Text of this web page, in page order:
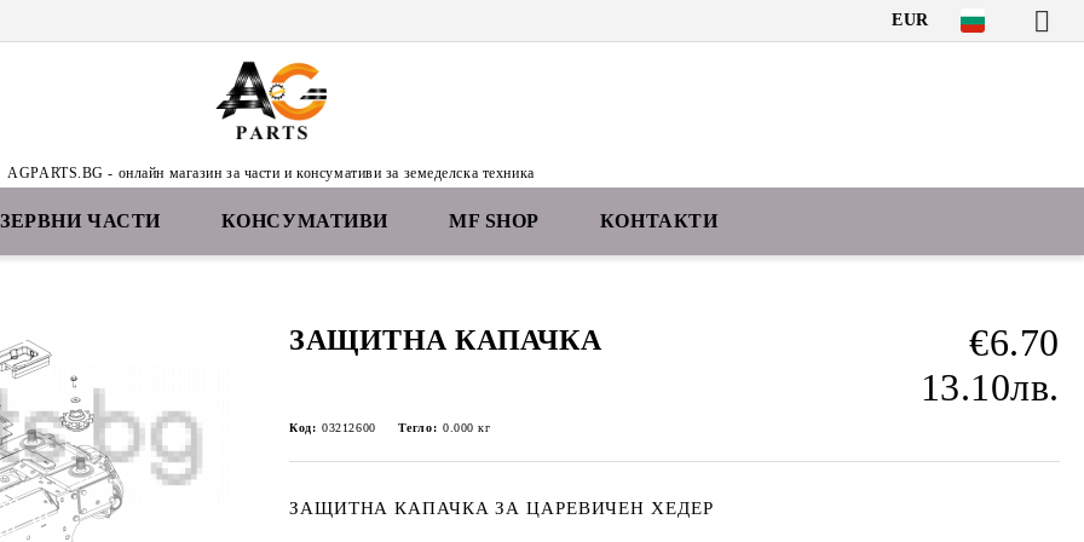
EUR
AGPARTS.BG - онлайн магазин за части и консумативи за земеделска техника
ЧАСТИ КОНСУМАТИВИ MF SHOP КОНТАКТИ
ЗАЩИТНА КАПАЧКА
€6.70
13.10лв.
Код: 03212600 Тегло: 0.000 кг
ЗАЩИТНА КАПАЧКА ЗА ЦАРЕВИЧЕН ХЕДЕР